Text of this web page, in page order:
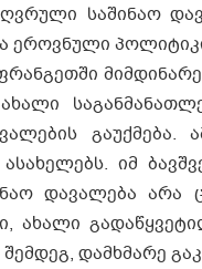
საშინაო
ეროვნული
გაუქმება.
იმ
დავალება არა
ახალი
დამხმარე